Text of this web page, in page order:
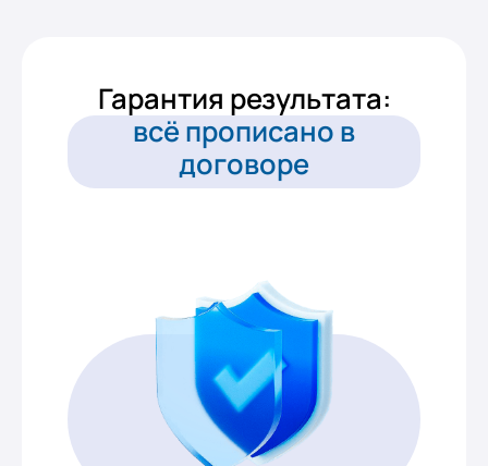
Гарантия результата:
всё прописано в
договоре